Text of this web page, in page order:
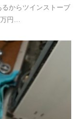
からツインストーブ
万円…